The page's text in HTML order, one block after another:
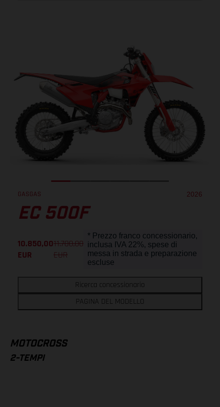
GASGAS 2026
EC 500F
10.850,00
EUR
11.700,00
EUR
* Prezzo franco concessionario,
inclusa IVA 22%, spese di
messa in strada e preparazione
escluse
Ricerca concessionario
PAGINA DEL MODELLO
MOTOCROSS
2-TEMPI